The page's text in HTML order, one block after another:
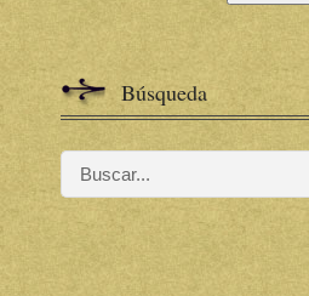
Búsqueda